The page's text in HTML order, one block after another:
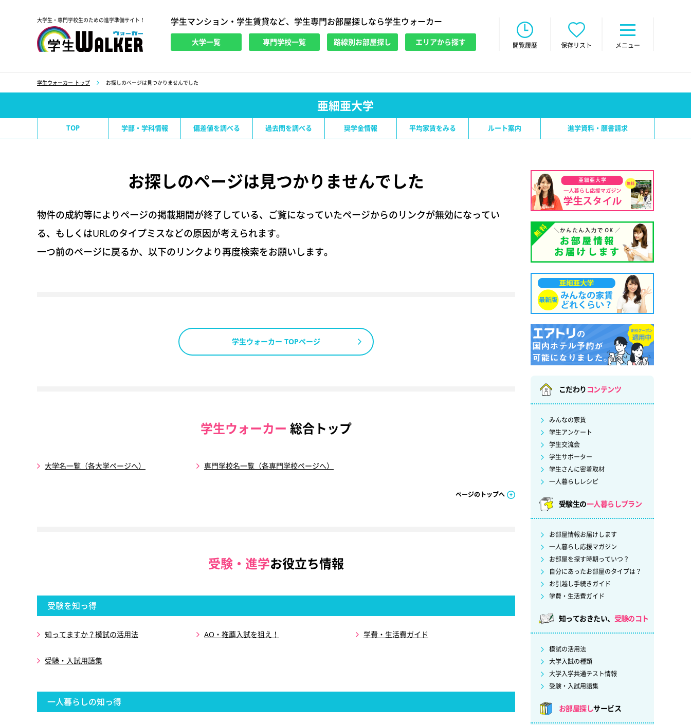
大学生・専門学校生のための進学準備サイト！ 学生マンション・学生賃貸など、学生専門お部屋探しなら学生ウォーカー
大学一覧 専門学校一覧 路線別お部屋探し エリアから探す 閲覧履歴 保存リスト メニュー
学生ウォーカー トップ お探しのページは見つかりませんでした
亜細亜大学
TOP 学部・学科情報 偏差値を調べる 過去問を調べる 奨学金情報 平均家賃をみる ルート案内 進学資料・願書請求
お探しのページは見つかりませんでした
物件の成約等によりページの掲載期間が終了している、ご覧になっていたページからのリンクが無効になってい
る、もしくはURLのタイプミスなどの原因が考えられます。
一つ前のページに戻るか、以下のリンクより再度検索をお願いします。
学生ウォーカー TOPページ
学生ウォーカー 総合トップ
大学名一覧（各大学ページへ） 専門学校名一覧（各専門学校ページへ）
ページのトップへ
受験・進学お役立ち情報
受験を知っ得
知ってますか？模試の活用法 AO・推薦入試を狙え！ 学費・生活費ガイド
受験・入試用語集
一人暮らしの知っ得
亜細亜大学
こだわり コンテンツ
みんなの家賃
学生アンケート
学生交流会
学生サポーター
学生さんに密着取材
一人暮らしレシピ
受験生の一人暮らしプラン
お部屋情報お届けします
一人暮らし応援マガジン
お部屋を探す時期っていつ？
自分にあったお部屋のタイプは？
お引越し手続きガイド
学費・生活費ガイド
知っておきたい、 受験のコト
模試の活用法
大学入試の種類
大学入学共通テスト情報
受験・入試用語集
お部屋探しサービス